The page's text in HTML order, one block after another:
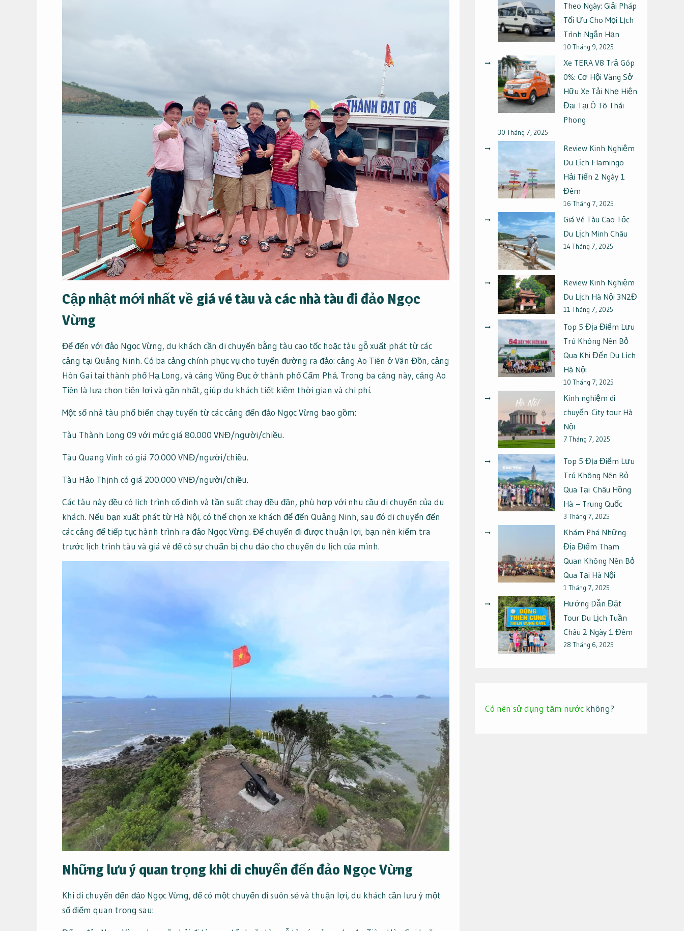
Cập nhật mới nhất về giá vé tàu và các nhà tàu đi đảo Ngọc
Vừng
Để đến với đảo Ngọc Vừng, du khách cần di chuyển bằng tàu cao tốc hoặc tàu gỗ xuất phát từ các
cảng tại Quảng Ninh. Có ba cảng chính phục vụ cho tuyến đường ra đảo: cảng Ao Tiên ở Vân Đồn, cảng
Hòn Gai tại thành phố Hạ Long, và cảng Vũng Đục ở thành phố Cẩm Phả. Trong ba cảng này, cảng Ao
Tiên là lựa chọn tiện lợi và gần nhất, giúp du khách tiết kiệm thời gian và chi phí.
Một số nhà tàu phổ biến chạy tuyến từ các cảng đến đảo Ngọc Vừng bao gồm:
Tàu Thành Long 09 với mức giá 80.000 VNĐ/người/chiều.
Tàu Quang Vinh có giá 70.000 VNĐ/người/chiều.
Tàu Hảo Thịnh có giá 200.000 VNĐ/người/chiều.
Các tàu này đều có lịch trình cố định và tần suất chạy đều đặn, phù hợp với nhu cầu di chuyển của du
khách. Nếu bạn xuất phát từ Hà Nội, có thể chọn xe khách để đến Quảng Ninh, sau đó di chuyển đến
các cảng để tiếp tục hành trình ra đảo Ngọc Vừng. Để chuyến đi được thuận lợi, bạn nên kiểm tra
trước lịch trình tàu và giá vé để có sự chuẩn bị chu đáo cho chuyến du lịch của mình.
Những lưu ý quan trọng khi di chuyển đến đảo Ngọc Vừng
Khi di chuyển đến đảo Ngọc Vừng, để có một chuyến đi suôn sẻ và thuận lợi, du khách cần lưu ý một
số điểm quan trọng sau:
Theo Ngày: Giải Pháp
Tối Ưu Cho Mọi Lịch
Trình Ngắn Hạn
10 Tháng 9, 2025
Xe TERA V8 Trả Góp
0%: Cơ Hội Vàng Sở
Hữu Xe Tải Nhẹ Hiện
Đại Tại Ô Tô Thái
Phong
30 Tháng 7, 2025
Review Kinh Nghiệm
Du Lịch Flamingo
Hải Tiến 2 Ngày 1
Đêm
16 Tháng 7, 2025
Giá Vé Tàu Cao Tốc
Du Lịch Minh Châu
14 Tháng 7, 2025
Review Kinh Nghiệm
Du Lịch Hà Nội 3N2Đ
11 Tháng 7, 2025
Top 5 Địa Điểm Lưu
Trú Không Nên Bỏ
Qua Khi Đến Du Lịch
Hà Nội
10 Tháng 7, 2025
Kinh nghiệm di
chuyển City tour Hà
Nội
7 Tháng 7, 2025
Top 5 Địa Điểm Lưu
Trú Không Nên Bỏ
Qua Tại Châu Hồng
Hà – Trung Quốc
3 Tháng 7, 2025
Khám Phá Những
Địa Điểm Tham
Quan Không Nên Bỏ
Qua Tại Hà Nội
1 Tháng 7, 2025
Hướng Dẫn Đặt
Tour Du Lịch Tuần
Châu 2 Ngày 1 Đêm
28 Tháng 6, 2025
Có nên sử dụng tăm nước không?